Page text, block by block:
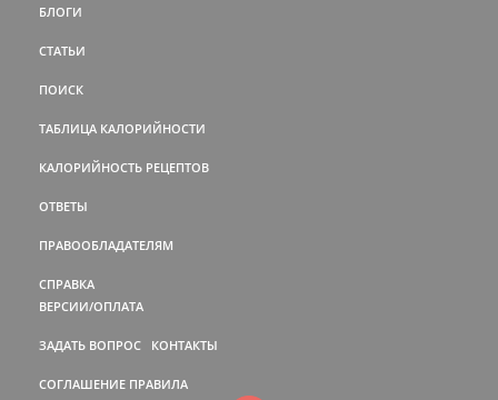
БЛОГИ
СТАТЬИ
ПОИСК
ТАБЛИЦА КАЛОРИЙНОСТИ
КАЛОРИЙНОСТЬ РЕЦЕПТОВ
ОТВЕТЫ
ПРАВООБЛАДАТЕЛЯМ
СПРАВКА
ВЕРСИИ/ОПЛАТА
ЗАДАТЬ ВОПРОС КОНТАКТЫ
СОГЛАШЕНИЕ ПРАВИЛА